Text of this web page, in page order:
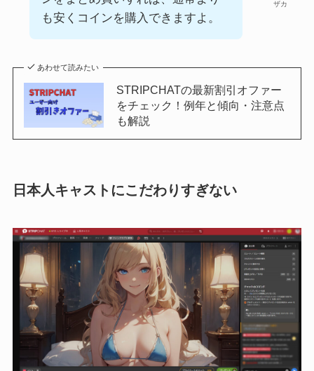
ザカ
も安くコインを購入できますよ。
あわせて読みたい
STRIPCHATの最新割引オファー
をチェック！例年と傾向・注意点
も解説
日本人キャストにこだわりすぎない